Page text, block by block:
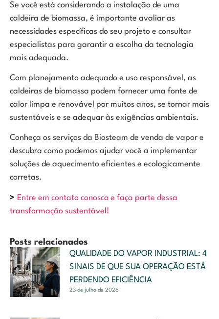
Se você está considerando a instalação de uma
caldeira de biomassa, é importante avaliar as
necessidades específicas do seu projeto e consultar
especialistas para garantir a escolha da tecnologia
mais adequada.
Com planejamento adequado e uso responsável, as
caldeiras de biomassa podem fornecer uma fonte de
calor limpa e renovável por muitos anos, se tornar mais
sustentáveis e se adequar às exigências ambientais.
Conheça os serviços da Biosteam de venda de vapor e
descubra como podemos ajudar você a implementar
soluções de aquecimento eficientes e ecologicamente
corretas.
> Entre em contato conosco e faça parte dessa
transformação sustentável!
Posts relacionados
QUALIDADE DO VAPOR INDUSTRIAL: 4
SINAIS DE QUE SUA OPERAÇÃO ESTÁ
PERDENDO EFICIÊNCIA
23 de julho de 2026